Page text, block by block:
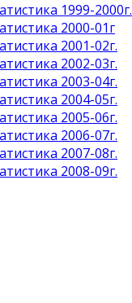
1999-2000г.
2000-01г
2001-02г.
2002-03г.
2003-04г.
2004-05г.
2005-06г.
2006-07г.
2007-08г.
2008-09г.